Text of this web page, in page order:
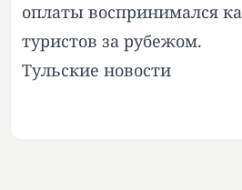
оплаты воспринимался
туристов за рубежом.
Тульские новости